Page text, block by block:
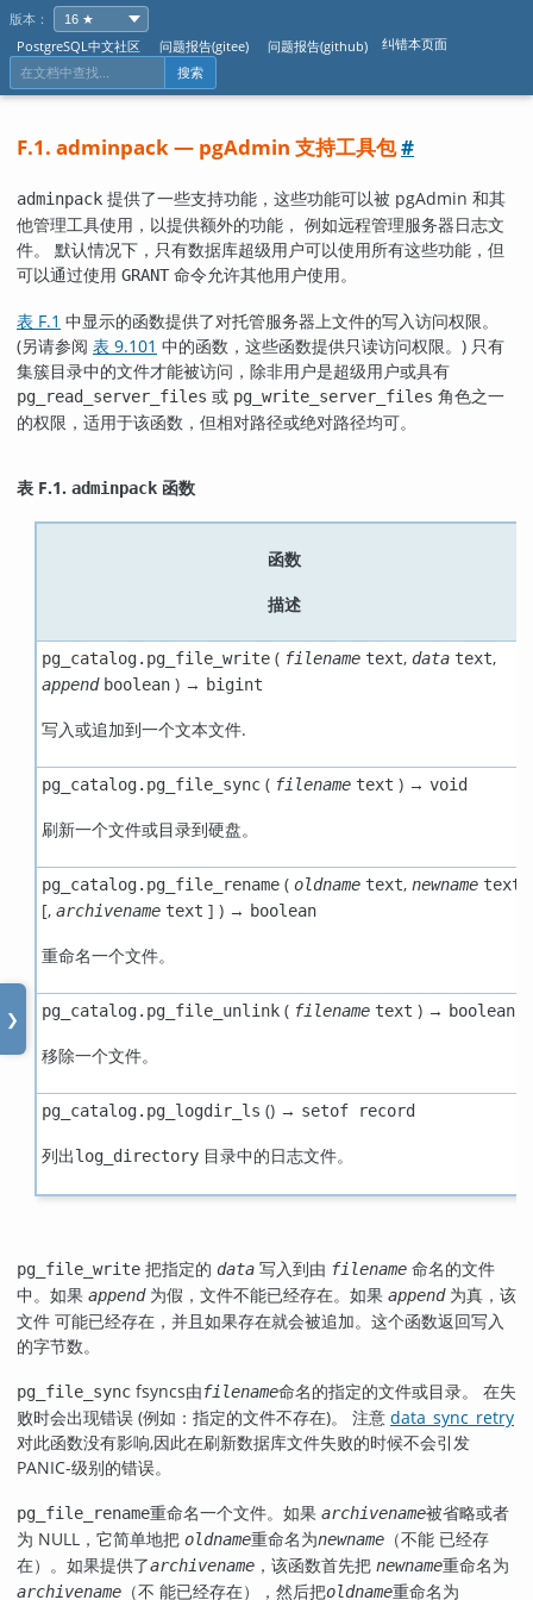
版本：
PostgreSQL中文社区
问题报告(gitee) 问题报告(github) 纠错本页面
搜索
❯
F.1. adminpack — pgAdmin 支持工具包#
adminpack 提供了一些支持功能，这些功能可以被 pgAdmin 和其
他管理工具使用，以提供额外的功能， 例如远程管理服务器日志文
件。 默认情况下，只有数据库超级用户可以使用所有这些功能，但
可以通过使用 GRANT 命令允许其他用户使用。
表 F.1 中显示的函数提供了对托管服务器上文件的写入访问权限。
(另请参阅 表 9.101 中的函数，这些函数提供只读访问权限。) 只有
集簇目录中的文件才能被访问，除非用户是超级用户或具有
pg_read_server_files 或 pg_write_server_files 角色之一
的权限，适用于该函数，但相对路径或绝对路径均可。
表 F.1. adminpack 函数
函数
描述
pg_catalog.pg_file_write( filename text, data text,
append boolean) → bigint
写入或追加到一个文本文件.
pg_catalog.pg_file_sync( filename text ) → void
刷新一个文件或目录到硬盘。
pg_catalog.pg_file_rename( oldname text, newname text
[, archivename text ] ) → boolean
重命名一个文件。
pg_catalog.pg_file_unlink( filename text ) → boolean
移除一个文件。
pg_catalog.pg_logdir_ls () → setof record
列出log_directory目录中的日志文件。
pg_file_write 把指定的 data 写入到由 filename 命名的文件
中。如果 append为假，文件不能已经存在。如果 append为真，该
文件 可能已经存在，并且如果存在就会被追加。这个函数返回写入
的字节数。
pg_file_sync fsyncs由filename命名的指定的文件或目录。 在失
败时会出现错误 (例如：指定的文件不存在)。 注意 data_sync_retry
对此函数没有影响,因此在刷新数据库文件失败的时候不会引发
PANIC-级别的错误。
pg_file_rename重命名一个文件。如果 archivename被省略或者
为 NULL，它简单地把 oldname重命名为newname （不能 已经存
在）。如果提供了archivename ，该函数首先把 newname重命名为
archivename （不 能已经存在），然后把oldname重命名为